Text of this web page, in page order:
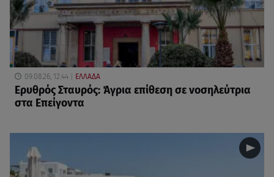
09.08.26, 12:44 ΕΛΛΑΔΑ
Ερυθρός Σταυρός: Άγρια επίθεση σε νοσηλεύτρια
στα Επείγοντα